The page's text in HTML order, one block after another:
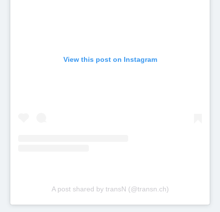
View this post on Instagram
A post shared by transN (@transn.ch)